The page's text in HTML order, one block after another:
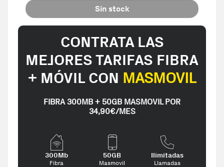
Sin stock
CONTRATA LAS
MEJORES TARIFAS FIBRA
+ MÓVIL CON MASMOVIL
FIBRA 300MB + 50GB MASMOVIL POR
34,90€/MES
300Mb
Fibra
50GB
Masmovil
Ilimitadas
Llamadas